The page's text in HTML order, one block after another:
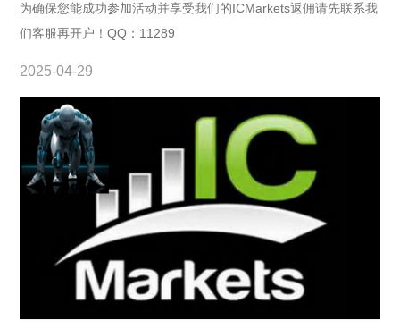
为确保您能成功参加活动并享受我们的ICMarkets返佣请先联系我
们客服再开户！QQ：11289
2025-04-29